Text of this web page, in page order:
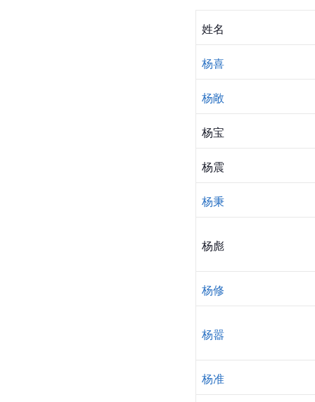
姓名
杨喜
杨敞
杨宝
杨震
杨秉
杨彪
杨修
杨嚣
杨准